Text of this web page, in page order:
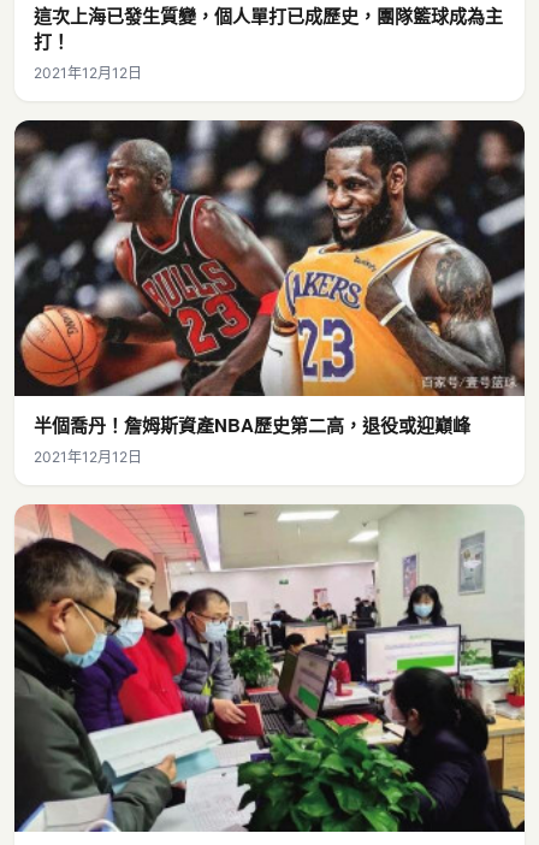
這次上海已發生質變，個人單打已成歷史，團隊籃球成為主
打！
2021年12月12日
半個喬丹！詹姆斯資產NBA歷史第二高，退役或迎巔峰
2021年12月12日